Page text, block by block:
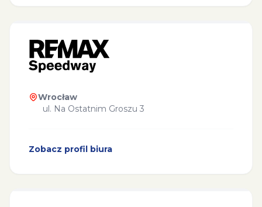
Wrocław
ul. Na Ostatnim Groszu 3
Zobacz profil biura